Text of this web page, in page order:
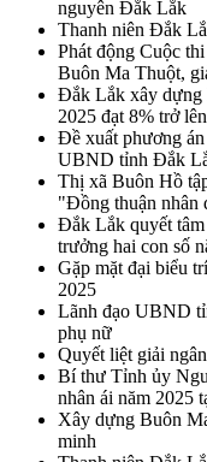
nguyên Đắk Lắk
Thanh niên Đắk
Phát động Cuộc
Buôn Ma Thuột,
Đắk Lắk xây dựng
2025 đạt 8% trở lên
Đề xuất phương
UBND tỉnh Đắk
Thị xã Buôn Hồ
"Đồng thuận nhân
Đắk Lắk quyết
trưởng hai con số
Gặp mặt đại biểu
2025
Lãnh đạo UBND
phụ nữ
Quyết liệt giải
Bí thư Tỉnh ủy
nhân ái năm 2025
Xây dựng Buôn
minh